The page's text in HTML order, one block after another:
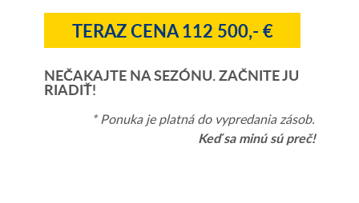
TERAZ CENA 112 500,- €
NEČAKAJTE NA SEZÓNU. ZAČNITE JU
RIADIŤ!
* Ponuka je platná do vypredania zásob.
Keď sa minú sú preč!